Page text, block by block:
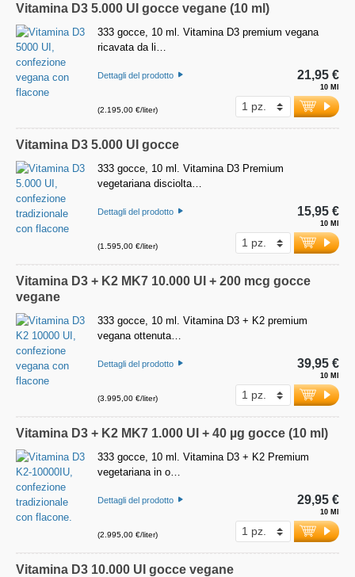
Vitamina D3 5.000 UI gocce vegane (10 ml)
333 gocce, 10 ml. Vitamina D3 premium vegana
ricavata da li…
Dettagli del prodotto
(2.195,00 €/liter)
10 Ml
21,95 €
Vitamina D3 5.000 UI gocce
333 gocce, 10 ml. Vitamina D3 Premium
vegetariana disciolta…
Dettagli del prodotto
(1.595,00 €/liter)
10 Ml
15,95 €
Vitamina D3 + K2 MK7 10.000 UI + 200 mcg gocce
vegane
333 gocce, 10 ml. Vitamina D3 + K2 premium
vegana ottenuta…
Dettagli del prodotto
(3.995,00 €/liter)
10 Ml
39,95 €
Vitamina D3 + K2 MK7 1.000 UI + 40 µg gocce (10 ml)
333 gocce, 10 ml. Vitamina D3 + K2 Premium
vegetariana in o…
Dettagli del prodotto
(2.995,00 €/liter)
10 Ml
29,95 €
Vitamina D3 10.000 UI gocce vegane